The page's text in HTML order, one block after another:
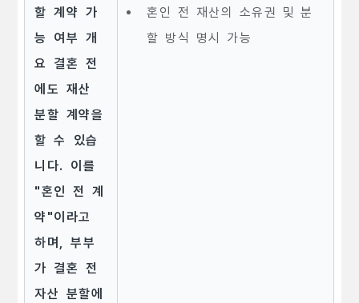
할 계약 가
능 여부 개
요 결혼 전
에도 재산
분할 계약을
할 수 있습
니다. 이를
"혼인 전 계
약"이라고
하며, 부부
가 결혼 전
자산 분할에
혼인 전 재산의 소유권 및 분
할 방식 명시 가능